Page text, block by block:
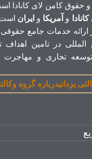
و حقوق کامن لای کانادا
کانادا و آمریکا و ایران
خدمات جامع حقوقی
در تامین اهداف
توسعه تجاری و مهاجرت
یزدانیدرباره گروه